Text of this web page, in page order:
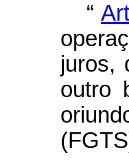
“
juros,
outro